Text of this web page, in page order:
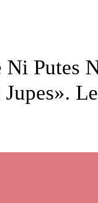
Putes